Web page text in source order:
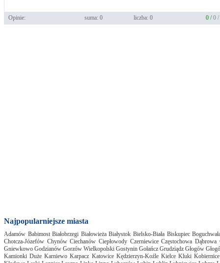
Opinie: suma: 0 liczba: 0 0 /0 /
Najpopularniejsze miasta
Adamów Babimost Białobrzegi Białowieża Białystok Bielsko-Biała Biskupiec
Chotcza-Józefów Chynów Ciechanów Ciepłowody Czerniewice Częstochowa Dąbrowa
Gniewkowo Godzianów Gorzów Wielkopolski Gostynin Gołańcz Grudziądz Głogów
Kamionki Duże Karniewo Karpacz Katowice Kędzierzyn-Koźle Kielce Kluki Kobiernice